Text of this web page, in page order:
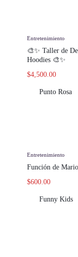
Entretenimiento
🎨✨ Taller de
Hoodies 🎨✨
$4,500.00
Punto Rosa
Entretenimiento
Función de
$600.00
Funny Kids